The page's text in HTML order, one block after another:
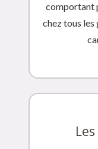
comportant
chez tous les